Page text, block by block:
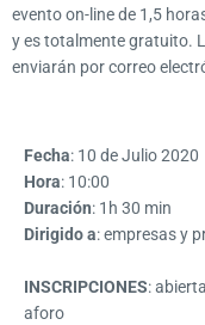
evento on-line de 1,5
y es totalmente gratuito.
enviarán por correo
Fecha: 10 de Julio 2020
Hora: 10:00
Duración: 1h 30 min
Dirigido a: empresas y
INSCRIPCIONES:
aforo